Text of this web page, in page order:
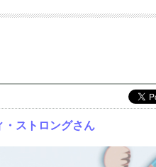
ストロングさん